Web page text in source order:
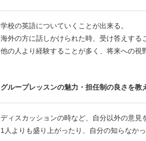
学校の英語についていくことが出来る。
海外の方に話しかけられた時、受け答えする
他の人より経験することが多く、将来への視
グループレッスンの魅力・担任制の良さを教
ディスカッションの時など、自分以外の意見
1人よりも盛り上がったり、自分の知らなか